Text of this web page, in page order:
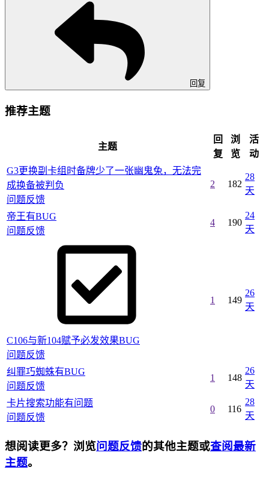
回复
推荐主题
主题
回
复
浏
览
活
动
G3更换副卡组时备牌少了一张幽鬼兔，无法完
成换备被判负
问题反馈
2 182
28
天
帝王有BUG
问题反馈
4 190
24
天
C106与新104赋予必发效果BUG
问题反馈
1 149
26
天
纠罪巧蜘蛛有BUG
问题反馈
1 148
26
天
卡片搜索功能有问题
问题反馈
0 116
28
天
想阅读更多？浏览问题反馈的其他主题或查阅最新
主题。